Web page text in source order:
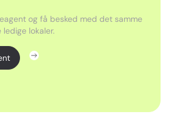
og få besked med det samme
lokaler.